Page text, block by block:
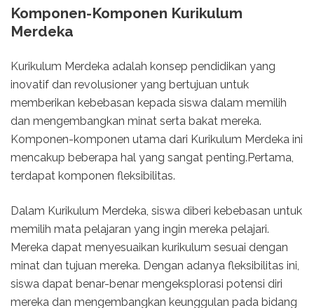
Komponen-Komponen Kurikulum
Merdeka
Kurikulum Merdeka adalah konsep pendidikan yang
inovatif dan revolusioner yang bertujuan untuk
memberikan kebebasan kepada siswa dalam memilih
dan mengembangkan minat serta bakat mereka.
Komponen-komponen utama dari Kurikulum Merdeka ini
mencakup beberapa hal yang sangat penting.Pertama,
terdapat komponen fleksibilitas.
Dalam Kurikulum Merdeka, siswa diberi kebebasan untuk
memilih mata pelajaran yang ingin mereka pelajari.
Mereka dapat menyesuaikan kurikulum sesuai dengan
minat dan tujuan mereka. Dengan adanya fleksibilitas ini,
siswa dapat benar-benar mengeksplorasi potensi diri
mereka dan mengembangkan keunggulan pada bidang